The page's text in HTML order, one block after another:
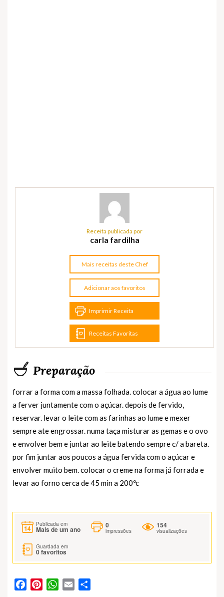
Receita publicada por
carla fardilha
Mais receitas deste Chef
Adicionar aos favoritos
Imprimir Receita
Receitas Favoritas
Preparação
forrar a forma com a massa folhada. colocar a água ao lume
a ferver juntamente com o açúcar. depois de fervido,
reservar. levar o leite com as farinhas ao lume e mexer
sempre ate engrossar. numa taça misturar as gemas e o ovo
e envolver bem e juntar ao leite batendo sempre c/ a bareta.
por fim juntar aos poucos a água fervida com o açúcar e
envolver muito bem. colocar o creme na forma já forrada e
levar ao forno cerca de 45 min a 200ºc
Publicada em
Mais de um ano
0
impressões
154
visualizações
Guardada em
0favoritos
FacebookPinterestWhatsApp
Email